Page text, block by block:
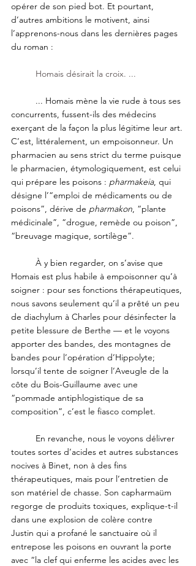
opérer de son pied bot. Et pourtant,
d’autres ambitions le motivent, ainsi
l’apprenons-nous dans les dernières pages
du roman :
Homais désirait la croix. ...
... Homais mène la vie rude à tous ses
concurrents, fussent-ils des médecins
exerçant de la façon la plus légitime leur art.
C’est, littéralement, un empoisonneur. Un
pharmacien au sens strict du terme puisque
le pharmacien, étymologiquement, est celui
qui prépare les poisons : pharmakeia, qui
désigne l’“emploi de médicaments ou de
poisons”, dérive de pharmakon, “plante
médicinale”, “drogue, remède ou poison”,
“breuvage magique, sortilège”.
Homais est plus habile à empoisonner qu’à
soigner : pour ses fonctions thérapeutiques,
nous savons seulement qu’il a prêté un peu
de diachylum à Charles pour désinfecter la
petite blessure de Berthe — et le voyons
apporter des bandes, des montagnes de
bandes pour l’opération d’Hippolyte;
lorsqu’il tente de soigner l’Aveugle de la
côte du Bois-Guillaume avec une
“pommade antiphlogistique de sa
composition”, c’est le fiasco complet.
toutes sortes d’acides et autres substances
nocives à Binet, non à des fins
thérapeutiques, mais pour l’entretien de
son matériel de chasse. Son capharmaüm
regorge de produits toxiques, explique-t-il
dans une explosion de colère contre
Justin qui a profané le sanctuaire où il
entrepose les poisons en ouvrant la porte
avec “la clef qui enferme les acides avec les